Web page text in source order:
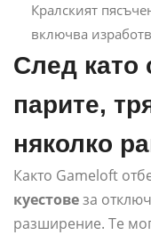
Кралският
включва
След като
парите,
няколко
Както Gameloft
куестовеза
разширение. Те